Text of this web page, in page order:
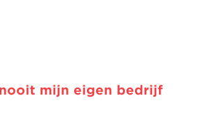
mijn eigen bedrijf